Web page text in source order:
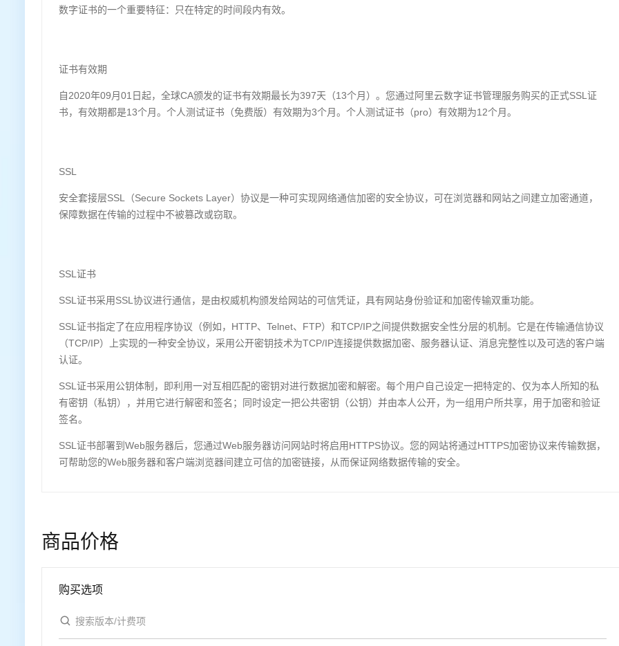
数字证书的一个重要特征：只在特定的时间段内有效。
证书有效期
自2020年09月01日起，全球CA颁发的证书有效期最长为397天（13个月）。您通过阿里云数字证书管理服务购买的正式SSL证
书，有效期都是13个月。个人测试证书（免费版）有效期为3个月。个人测试证书（pro）有效期为12个月。
SSL
安全套接层SSL（Secure Sockets Layer）协议是一种可实现网络通信加密的安全协议，可在浏览器和网站之间建立加密通道，
保障数据在传输的过程中不被篡改或窃取。
SSL证书
SSL证书采用SSL协议进行通信，是由权威机构颁发给网站的可信凭证，具有网站身份验证和加密传输双重功能。
SSL证书指定了在应用程序协议（例如，HTTP、Telnet、FTP）和TCP/IP之间提供数据安全性分层的机制。它是在传输通信协议
（TCP/IP）上实现的一种安全协议，采用公开密钥技术为TCP/IP连接提供数据加密、服务器认证、消息完整性以及可选的客户端
认证。
SSL证书采用公钥体制，即利用一对互相匹配的密钥对进行数据加密和解密。每个用户自己设定一把特定的、仅为本人所知的私
有密钥（私钥），并用它进行解密和签名；同时设定一把公共密钥（公钥）并由本人公开，为一组用户所共享，用于加密和验证
签名。
SSL证书部署到Web服务器后，您通过Web服务器访问网站时将启用HTTPS协议。您的网站将通过HTTPS加密协议来传输数据，
可帮助您的Web服务器和客户端浏览器间建立可信的加密链接，从而保证网络数据传输的安全。
商品价格
购买选项